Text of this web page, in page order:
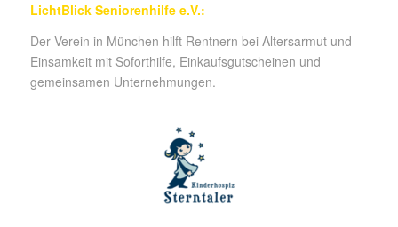
LichtBlick Seniorenhilfe e.V.:
Der Verein in München hilft Rentnern bei Altersarmut und
Einsamkeit mit Soforthilfe, Einkaufsgutscheinen und
gemeinsamen Unternehmungen.